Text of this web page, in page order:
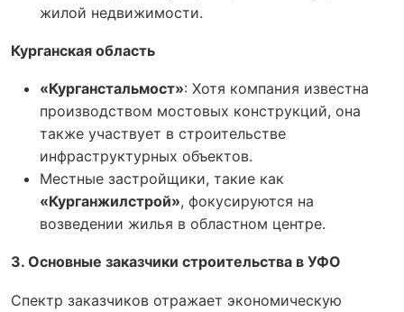
жилой недвижимости.
Курганская область
«Курганстальмост»: Хотя компания известна
производством мостовых конструкций, она
также участвует в строительстве
инфраструктурных объектов.
Местные застройщики, такие как
«Курганжилстрой», фокусируются на
возведении жилья в областном центре.
3. Основные заказчики строительства в УФО
Спектр заказчиков отражает экономическую